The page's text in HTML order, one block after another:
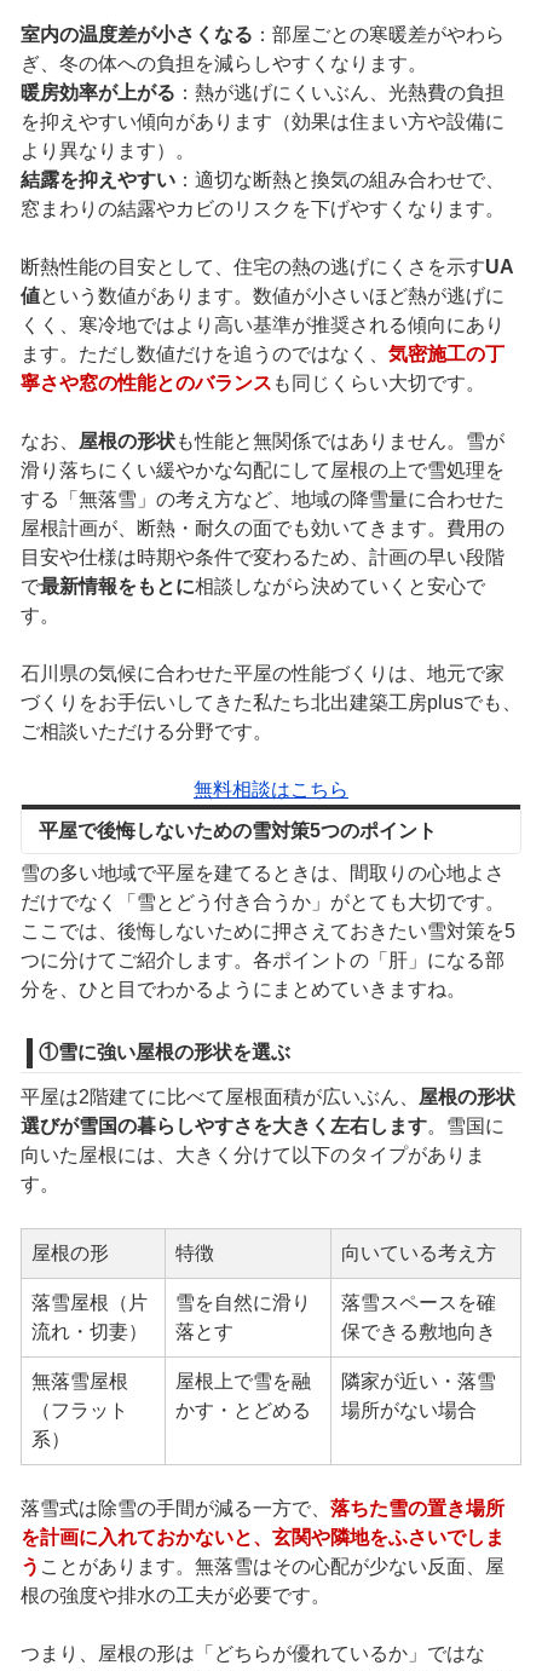
室内の温度差が小さくなる ：部屋ごとの寒暖差がやわら
ぎ、冬の体への負担を減らしやすくなります。
暖房効率が上がる ：熱が逃げにくいぶん、光熱費の負担
を抑えやすい傾向があります（効果は住まい方や設備に
より異なります）。
結露を抑えやすい：適切な断熱と換気の組み合わせで、
窓まわりの結露やカビのリスクを下げやすくなります。
断熱性能の目安として、住宅の熱の逃げにくさを示すUA
値という数値があります。数値が小さいほど熱が逃げに
くく、寒冷地ではより高い基準が推奨される傾向にあり
ます。ただし数値だけを追うのではなく、 気密施工の丁
寧さや窓の性能とのバランス も同じくらい大切です。
なお、 屋根の形状も性能と無関係ではありません。雪が
滑り落ちにくい緩やかな勾配にして屋根の上で雪処理を
する「無落雪」の考え方など、地域の降雪量に合わせた
屋根計画が、断熱・耐久の面でも効いてきます。費用の
目安や仕様は時期や条件で変わるため、計画の早い段階
で最新情報をもとに相談しながら決めていくと安心で
す。
石川県の気候に合わせた平屋の性能づくりは、地元で家
づくりをお手伝いしてきた私たち北出建築工房plusでも、
ご相談いただける分野です。
無料相談はこちら
平屋で後悔しないための雪対策5つのポイント
雪の多い地域で平屋を建てるときは、間取りの心地よさ
だけでなく「雪とどう付き合うか」がとても大切です。
ここでは、後悔しないために押さえておきたい雪対策を5
つに分けてご紹介します。各ポイントの「肝」になる部
分を、ひと目でわかるようにまとめていきますね。
①雪に強い屋根の形状を選ぶ
平屋は2階建てに比べて屋根面積が広いぶん、 屋根の形状
選びが雪国の暮らしやすさを大きく左右します。雪国に
向いた屋根には、大きく分けて以下のタイプがありま
す。
屋根の形 特徴 向いている考え方
落雪屋根（片
流れ・切妻）
雪を自然に滑り
落とす
落雪スペースを確
保できる敷地向き
無落雪屋根
（フラット
系）
屋根上で雪を融
かす・とどめる
隣家が近い・落雪
場所がない場合
落雪式は除雪の手間が減る一方で、 落ちた雪の置き場所
を計画に入れておかないと、玄関や隣地をふさいでしま
う ことがあります。無落雪はその心配が少ない反面、屋
根の強度や排水の工夫が必要です。
つまり、屋根の形は「どちらが優れているか」ではな